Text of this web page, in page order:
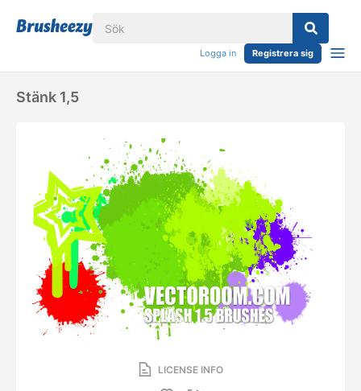
Logga in Registrera sig
Stänk 1,5
LICENSE INFO